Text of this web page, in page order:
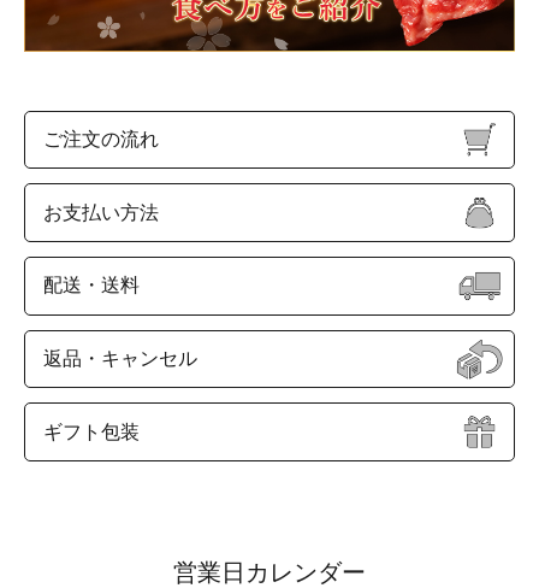
ご注文の流れ
お支払い方法
配送・送料
返品・キャンセル
ギフト包装
営業日カレンダー